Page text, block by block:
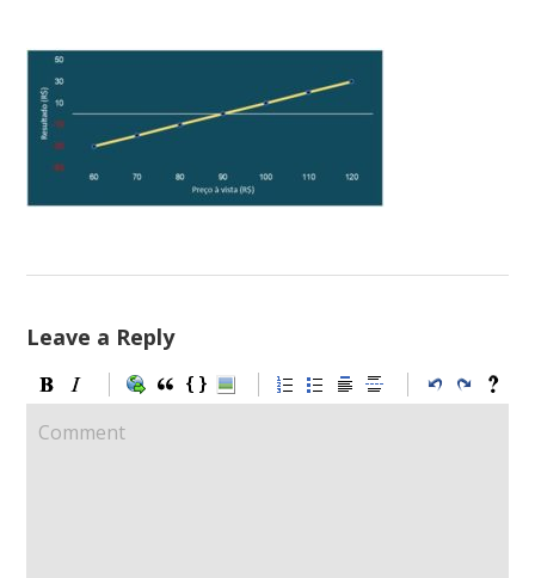
Leave a Reply